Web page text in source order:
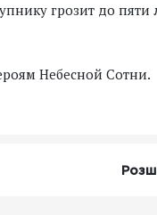
грозит до пяти
Небесной Сотни.